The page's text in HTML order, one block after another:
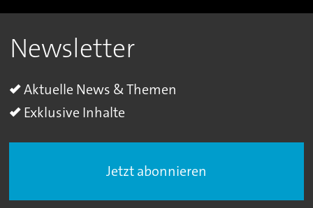
Newsletter
Aktuelle News & Themen
Exklusive Inhalte
Jetzt abonnieren